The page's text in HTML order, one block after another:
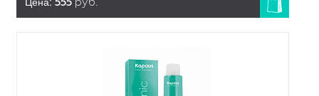
555 руб.